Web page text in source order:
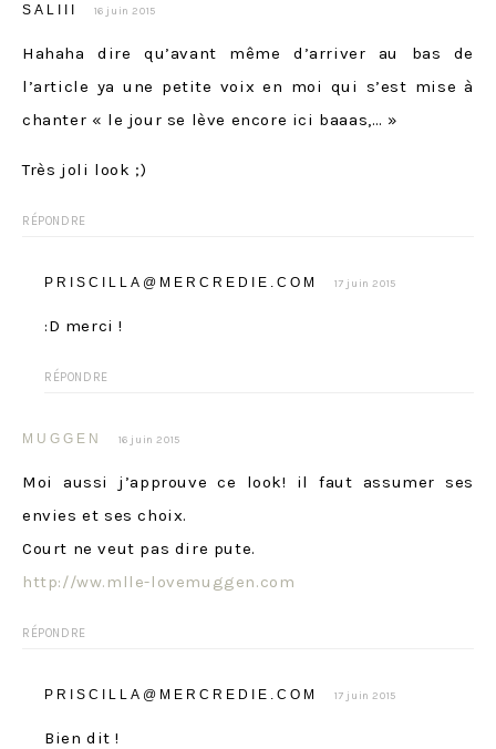
SALIII 16 juin 2015
Hahaha dire qu’avant même d’arriver au bas de
l’article ya une petite voix en moi qui s’est mise à
chanter « le jour se lève encore ici baaas,… »
Très joli look ;)
RÉPONDRE
PRISCILLA@MERCREDIE.COM 17 juin 2015
:D merci !
RÉPONDRE
MUGGEN 16 juin 2015
Moi aussi j’approuve ce look! il faut assumer ses
envies et ses choix.
Court ne veut pas dire pute.
http://ww.mlle-lovemuggen.com
RÉPONDRE
PRISCILLA@MERCREDIE.COM 17 juin 2015
Bien dit !